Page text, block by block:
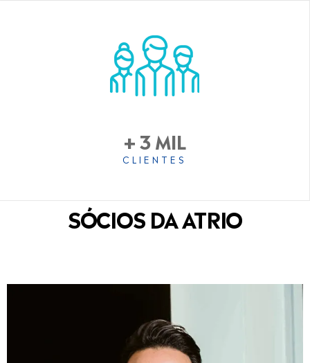
+ 3 MIL
CLIENTES
SÓCIOS DA ATRIO